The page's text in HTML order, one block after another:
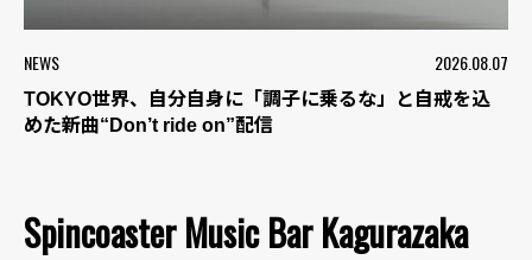
NEWS 2026.08.07
TOKYO世界、自分自身に「調子に乗るな」と自戒を込
めた新曲“Don’t ride on”配信
Spincoaster Music Bar Kagurazaka